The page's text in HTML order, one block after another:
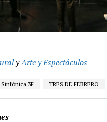
yArte y Espectáculos
3F TRES DE FEBRERO